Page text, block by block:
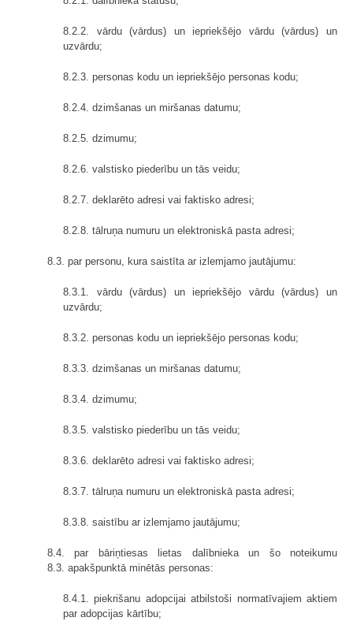
8.2.2. vārdu (vārdus) un iepriekšējo vārdu (vārdus) un
uzvārdu;
8.2.3. personas kodu un iepriekšējo personas kodu;
8.2.4. dzimšanas un miršanas datumu;
8.2.5. dzimumu;
8.2.6. valstisko piederību un tās veidu;
8.2.7. deklarēto adresi vai faktisko adresi;
8.2.8. tālruņa numuru un elektroniskā pasta adresi;
8.3. par personu, kura saistīta ar izlemjamo jautājumu:
8.3.1. vārdu (vārdus) un iepriekšējo vārdu (vārdus) un
uzvārdu;
8.3.2. personas kodu un iepriekšējo personas kodu;
8.3.3. dzimšanas un miršanas datumu;
8.3.4. dzimumu;
8.3.5. valstisko piederību un tās veidu;
8.3.6. deklarēto adresi vai faktisko adresi;
8.3.7. tālruņa numuru un elektroniskā pasta adresi;
8.3.8. saistību ar izlemjamo jautājumu;
8.4. par bāriņtiesas lietas dalībnieka un šo noteikumu
8.3. apakšpunktā minētās personas:
8.4.1. piekrišanu adopcijai atbilstoši normatīvajiem aktiem
par adopcijas kārtību;